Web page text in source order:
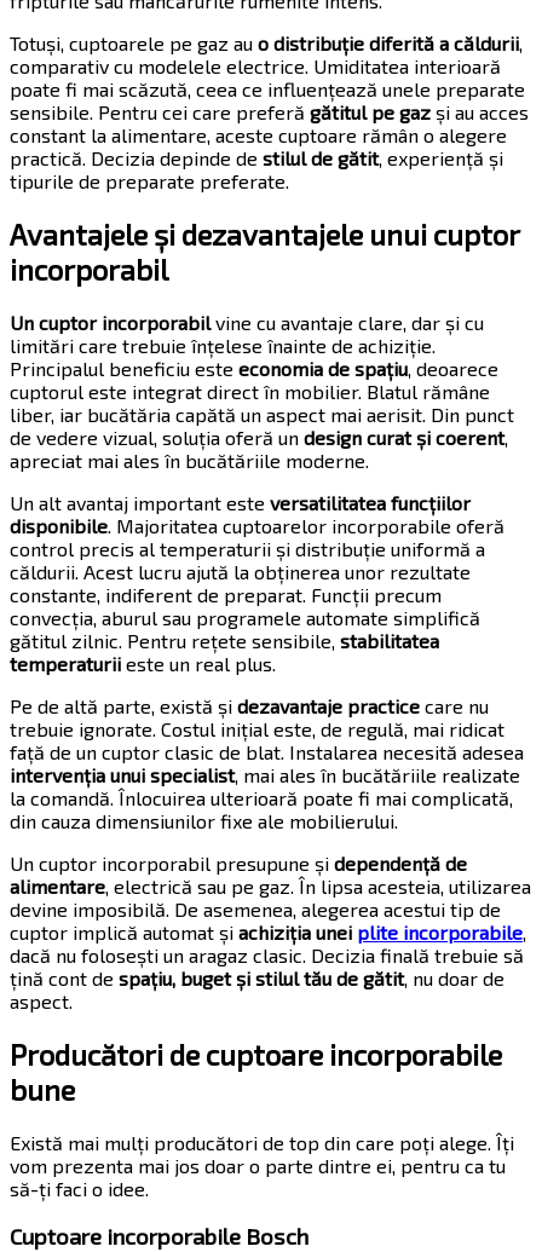
Totuși, cuptoarele pe gaz au o distribuție diferită a căldurii,
comparativ cu modelele electrice. Umiditatea interioară
poate fi mai scăzută, ceea ce influențează unele preparate
sensibile. Pentru cei care preferă gătitul pe gaz și au acces
constant la alimentare, aceste cuptoare rămân o alegere
practică. Decizia depinde de stilul de gătit, experiență și
tipurile de preparate preferate.
Avantajele și dezavantajele unui cuptor
incorporabil
Un cuptor incorporabilvine cu avantaje clare, dar și cu
limitări care trebuie înțelese înainte de achiziție.
Principalul beneficiu este economia de spațiu, deoarece
cuptorul este integrat direct în mobilier. Blatul rămâne
liber, iar bucătăria capătă un aspect mai aerisit. Din punct
de vedere vizual, soluția oferă un design curat și coerent,
apreciat mai ales în bucătăriile moderne.
Un alt avantaj important este versatilitatea funcțiilor
disponibile. Majoritatea cuptoarelor incorporabile oferă
control precis al temperaturii și distribuție uniformă a
căldurii. Acest lucru ajută la obținerea unor rezultate
constante, indiferent de preparat. Funcții precum
convecția, aburul sau programele automate simplifică
gătitul zilnic. Pentru rețete sensibile, stabilitatea
temperaturii este un real plus.
Pe de altă parte, există și dezavantaje practice care nu
trebuie ignorate. Costul inițial este, de regulă, mai ridicat
față de un cuptor clasic de blat. Instalarea necesită adesea
intervenția unui specialist, mai ales în bucătăriile realizate
la comandă. Înlocuirea ulterioară poate fi mai complicată,
din cauza dimensiunilor fixe ale mobilierului.
Un cuptor incorporabil presupune și dependență de
alimentare, electrică sau pe gaz. În lipsa acesteia, utilizarea
devine imposibilă. De asemenea, alegerea acestui tip de
cuptor implică automat și achiziția unei plite incorporabile,
dacă nu folosești un aragaz clasic. Decizia finală trebuie să
țină cont de spațiu, buget și stilul tău de gătit, nu doar de
aspect.
Producători de cuptoare incorporabile
bune
Există mai mulți producători de top din care poți alege. Îți
vom prezenta mai jos doar o parte dintre ei, pentru ca tu
să-ți faci o idee.
Cuptoare incorporabile Bosch